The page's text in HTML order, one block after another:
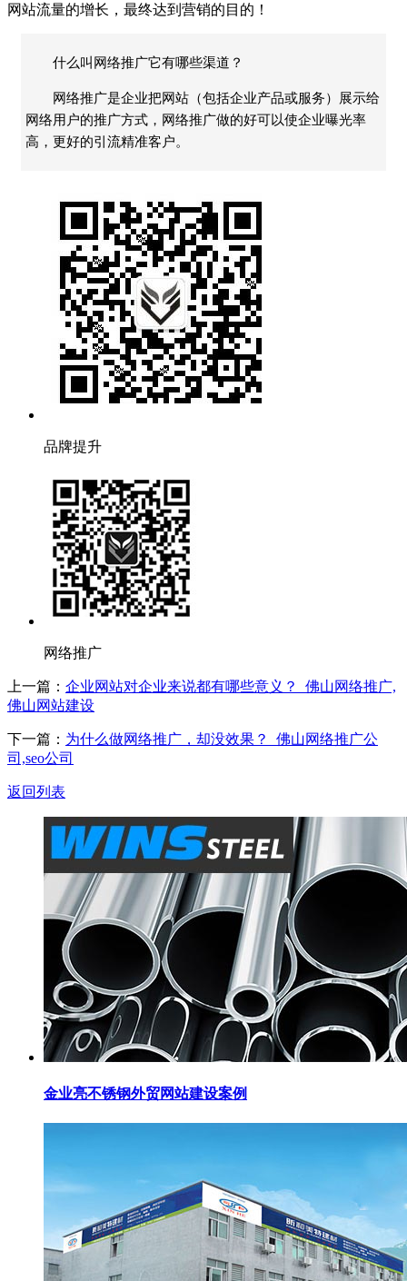
网站流量的增长，最终达到营销的目的！
什么叫网络推广它有哪些渠道？
网络推广是企业把网站（包括企业产品或服务）展示给
网络用户的推广方式，网络推广做的好可以使企业曝光率
高，更好的引流精准客户。
品牌提升
网络推广
上一篇： 企业网站对企业来说都有哪些意义？_佛山网络推广,
佛山网站建设
下一篇： 为什么做网络推广，却没效果？_佛山网络推广公
司,seo公司
返回列表
金业亮不锈钢外贸网站建设案例